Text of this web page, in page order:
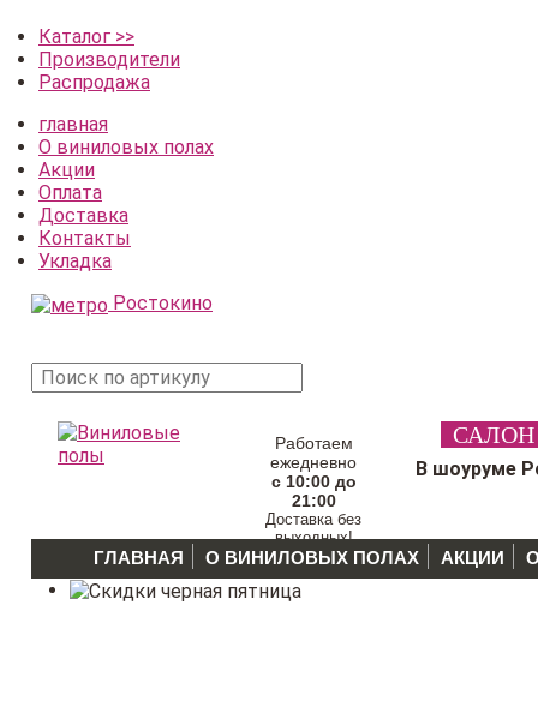
Каталог >>
Производители
Распродажа
главная
О виниловых полах
Акции
Оплата
Доставка
Контакты
Укладка
Ростокино
Работаем
ежедневно
с 10:00 до
21:00
Доставка без
выходных!
В шоуруме
ГЛАВНАЯ О ВИНИЛОВЫХ ПОЛАХ АКЦИИ